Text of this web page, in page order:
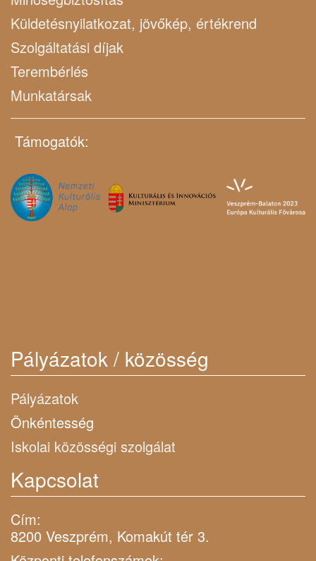
Küldetésnyilatkozat, jövőkép, értékrend
Szolgáltatási díjak
Terembérlés
Munkatársak
Támogatók:
Pályázatok / közösség
Pályázatok
Önkéntesség
Iskolai közösségi szolgálat
Kapcsolat
Cím:
8200 Veszprém, Komakút tér 3.